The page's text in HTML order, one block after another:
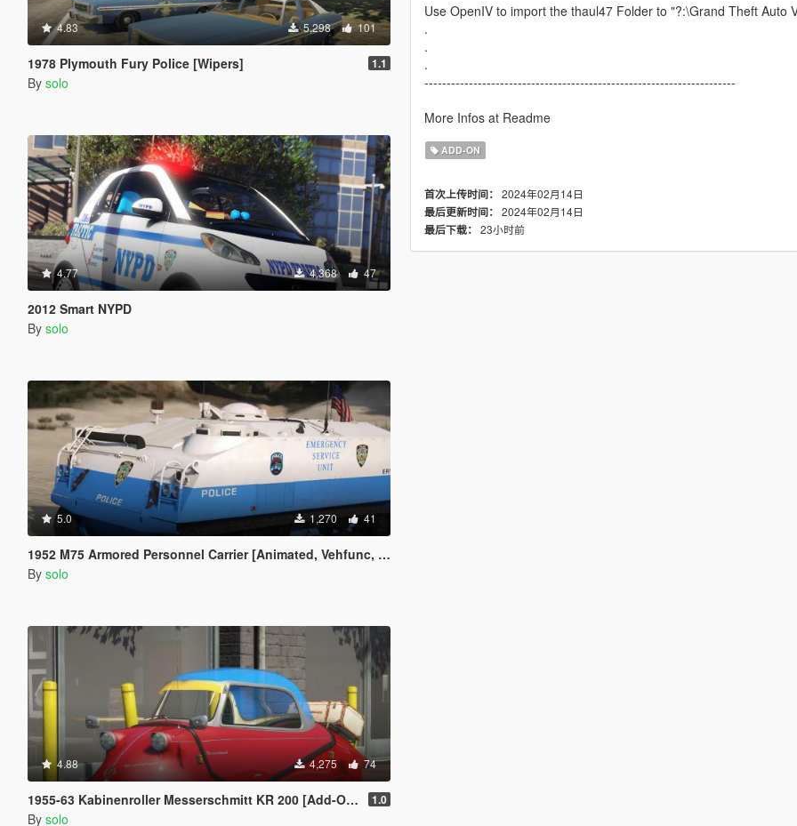
4.83 5,298 101
1978 Plymouth Fury Police [Wipers] 1.1
By solo
4.77 4,368 47
2012 Smart NYPD
By solo
5.0 1,270 41
1952 M75 Armored Personnel Carrier [Animated, Vehfunc, Legacy]
By solo
4.88 4,275 74
1955-63 Kabinenroller Messerschmitt KR 200 [Add-On / Replace | Animated | Extras] 1.0
By solo
Use OpenIV to import the thaul47 Folder to "?:\Grand Theft Auto
.
.
.
----------------------------------------------------------------------
More Infos at Readme
ADD-ON
首次上传时间： 2024年02月14日
最后更新时间： 2024年02月14日
最后下载： 23小时前